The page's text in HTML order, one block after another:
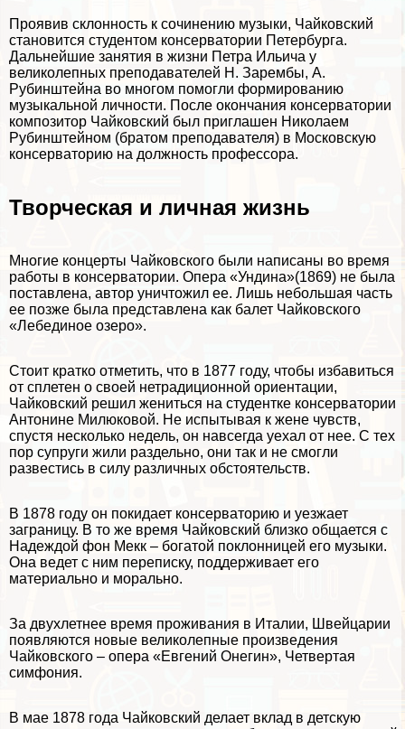
Проявив склонность к сочинению музыки, Чайковский
становится студентом консерватории Петербурга.
Дальнейшие занятия в жизни Петра Ильича у
великолепных преподавателей Н. Зарембы, А.
Рубинштейна во многом помогли формированию
музыкальной личности. После окончания консерватории
композитор Чайковский был приглашен Николаем
Рубинштейном (братом преподавателя) в Московскую
консерваторию на должность профессора.
Творческая и личная жизнь
Многие концерты Чайковского были написаны во время
работы в консерватории. Опера «Ундина»(1869) не была
поставлена, автор уничтожил ее. Лишь небольшая часть
ее позже была представлена как балет Чайковского
«Лебединое озеро».
Стоит кратко отметить, что в 1877 году, чтобы избавиться
от сплетен о своей нетрадиционной ориентации,
Чайковский решил жениться на студентке консерватории
Антонине Милюковой. Не испытывая к жене чувств,
спустя несколько недель, он навсегда уехал от нее. С тех
пор супруги жили раздельно, они так и не смогли
развестись в силу различных обстоятельств.
В 1878 году он покидает консерваторию и уезжает
заграницу. В то же время Чайковский близко общается с
Надеждой фон Мекк – богатой поклонницей его музыки.
Она ведет с ним переписку, поддерживает его
материально и мopaльно.
За двухлетнее время проживания в Италии, Швейцарии
появляются новые великолепные произведения
Чайковского – опера «Евгений Онегин», Четвертая
симфония.
В мае 1878 года Чайковский делает вклад в детскую